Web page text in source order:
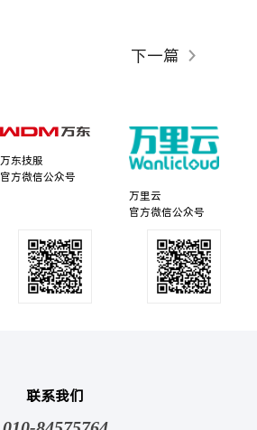
下一篇
万东技服
官方微信公众号
万里云
官方微信公众号
联系我们